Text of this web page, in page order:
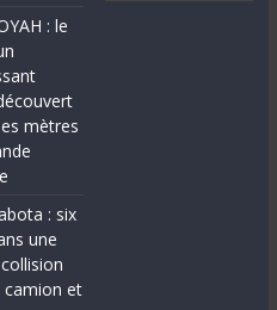
: le
mètres
: six
une
camion et